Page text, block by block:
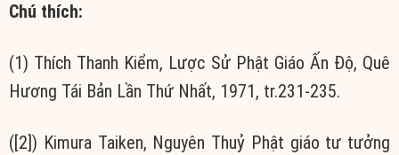
Chú thích:
(1) Thích Thanh Kiểm, Lược Sử Phật Giáo Ấn Độ, Quê
Hương Tái Bản Lần Thứ Nhất, 1971, tr.231-235.
([2]) Kimura Taiken, Nguyên Thuỷ Phật giáo tư tưởng